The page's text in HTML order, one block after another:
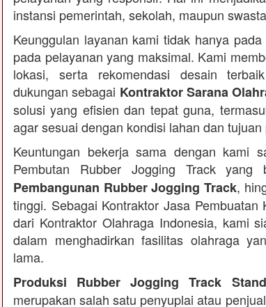
instansi pemerintah, sekolah, maupun
Keunggulan layanan kami tidak hanya
pada pelayanan yang maksimal. Kami
lokasi, serta rekomendasi desain
dukungan sebagai Kontraktor Sarana
solusi yang efisien dan tepat guna,
agar sesuai dengan kondisi lahan dan
Keuntungan bekerja sama dengan kami
Pembutan Rubber Jogging Track yang
Pembangunan Rubber Jogging Track,
tinggi. Sebagai Kontraktor Jasa
dari Kontraktor Olahraga Indonesia, kami
dalam menghadirkan fasilitas olahraga
lama.
Produksi Rubber Jogging Track
merupakan salah satu penyuplai atau